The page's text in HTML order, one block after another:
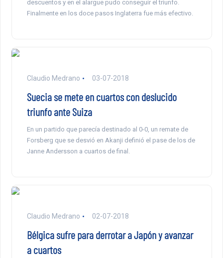
descuentos y en el alargue pudo conseguir el triunfo.
Finalmente en los doce pasos Inglaterra fue más efectivo.
Claudio Medrano 03-07-2018
Suecia se mete en cuartos con deslucido
triunfo ante Suiza
En un partido que parecía destinado al 0-0, un remate de
Forsberg que se desvió en Akanji definió el pase de los de
Janne Andersson a cuartos de final.
Claudio Medrano 02-07-2018
Bélgica sufre para derrotar a Japón y avanzar
a cuartos